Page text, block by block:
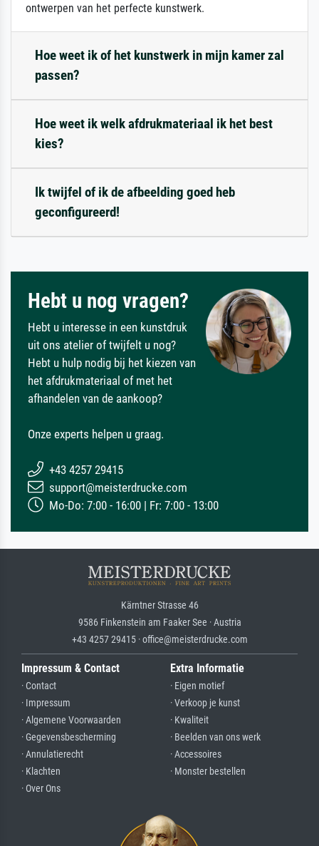
ontwerpen van het perfecte kunstwerk.
Hoe weet ik of het kunstwerk in mijn kamer zal
passen?
Hoe weet ik welk afdrukmateriaal ik het best
kies?
Ik twijfel of ik de afbeelding goed heb
geconfigureerd!
Hebt u nog vragen?
Hebt u interesse in een kunstdruk
uit ons atelier of twijfelt u nog?
Hebt u hulp nodig bij het kiezen van
het afdrukmateriaal of met het
afhandelen van de aankoop?
Onze experts helpen u graag.
+43 4257 29415
support@meisterdrucke.com
Mo-Do: 7:00 - 16:00 | Fr: 7:00 - 13:00
Kärntner Strasse 46
9586 Finkenstein am Faaker See · Austria
+43 4257 29415 · office@meisterdrucke.com
Impressum & Contact
· Contact
· Impressum
· Algemene Voorwaarden
· Gegevensbescherming
· Annulatierecht
· Klachten
· Over Ons
Extra Informatie
· Eigen motief
· Verkoop je kunst
· Kwaliteit
· Beelden van ons werk
· Accessoires
· Monster bestellen